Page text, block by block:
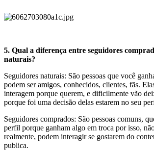
5. Qual a diferença entre seguidores
naturais?
Seguidores naturais: São pessoas que você
podem ser amigos, conhecidos, clientes, fãs.
interagem porque querem, e dificilmente vão
porque foi uma decisão delas estarem no seu
Seguidores comprados: São pessoas comuns,
perfil porque ganham algo em troca por isso,
realmente, podem interagir se gostarem do
publica.